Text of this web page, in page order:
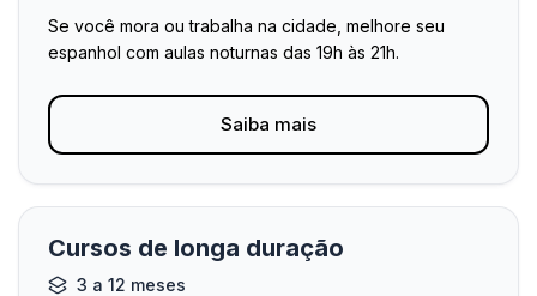
Se você mora ou trabalha na cidade, melhore seu
espanhol com aulas noturnas das 19h às 21h.
Saiba mais
Cursos de longa duração
3 a 12 meses